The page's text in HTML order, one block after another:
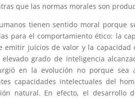
que las normas morales son
tienen sentido moral porque
para el comportamiento ético: la
emitir juicios de valor y la
grado de inteligencia
en la evolución no porque sea
capacidades intelectuales del
natural. En efecto, el desarrollo